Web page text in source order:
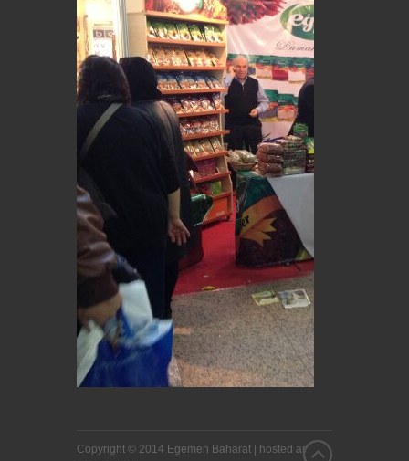
Copyright © 2014 Egemen Baharat |
hosted and